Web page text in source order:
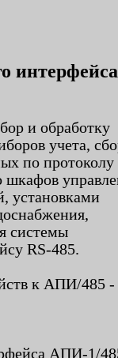
интерфейса
и обработку
учета,
по протоколу
шкафов
установками
системы
RS-485.
к АПИ/485 -
АПИ-1/